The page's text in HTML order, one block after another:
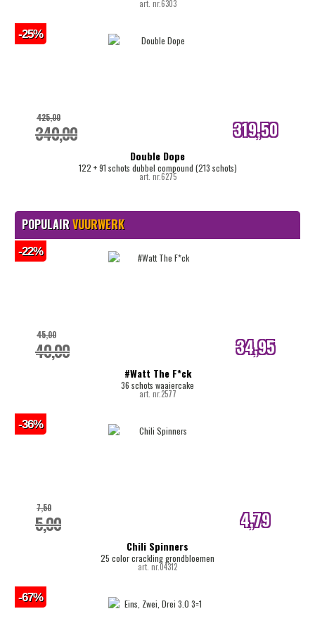
art. nr.6303
Double Dope
122 + 91 schots dubbel compound (213 schots)
art. nr.6275
340,00
425,00 319,50
internetprijs
-25%
POPULAIRVUURWERK
#Watt The F*ck
36 schots waaiercake
art. nr.2577
40,00
45,00 34,95
internetprijs
-22%
Chili Spinners
25 color crackling grondbloemen
art. nr.04312
5,00
7,50 4,79
internetprijs
-36%
-67%